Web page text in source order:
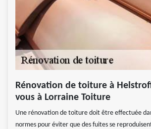
Rénovation de toiture à
vous à Lorraine Toiture
Une rénovation de toiture doit être effectuée
normes pour éviter que des fuites se